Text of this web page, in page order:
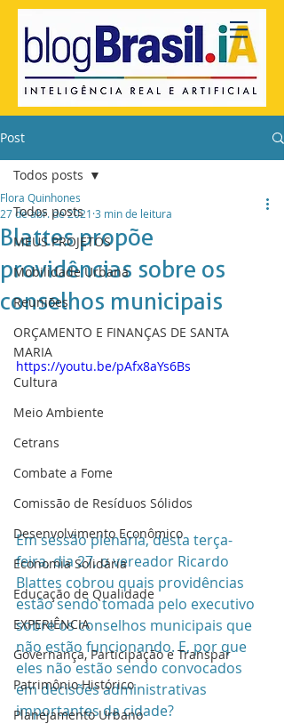
Post
Todos posts
MEUS PROJETOS
Mobilidade Urbana
Reuniões
ORÇAMENTO E FINANÇAS DE SANTA
MARIA
Cultura
Meio Ambiente
Cetrans
Combate a Fome
Comissão de Resíduos Sólidos
Desenvolvimento Econômico
Economia Solidária
Educação de Qualidade
EXPERIÊNCIA
Governança, Participação e Transpar
Patrimônio Histórico
Planejamento Urbano
Todos posts
Blattes propõe
providências sobre os
conselhos municipais
Flora Quinhones
27 de abr. de 2021 3 min de leitura
https://youtu.be/pAfx8aYs6Bs
Em sessão plenária, desta terça-
feira, dia 27, o vereador Ricardo
Blattes cobrou quais providências
estão sendo tomada pelo executivo
sobre os conselhos municipais que
não estão funcionando. E, por que
eles não estão sendo convocados
em decisões administrativas
importantes da cidade?